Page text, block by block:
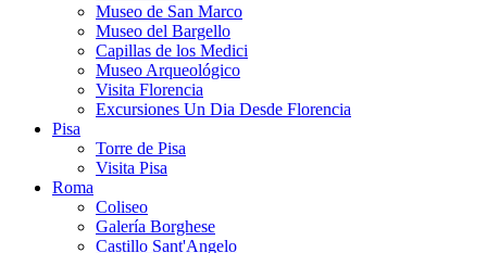
Museo de San Marco
Museo del Bargello
Capillas de los Medici
Museo Arqueológico
Visita Florencia
Excursiones Un Dia Desde Florencia
Pisa
Torre de Pisa
Visita Pisa
Roma
Coliseo
Galería Borghese
Castillo Sant'Angelo